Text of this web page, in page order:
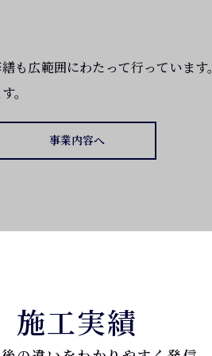
も広範囲にわたって行っています。
。
事業内容へ
施工実績